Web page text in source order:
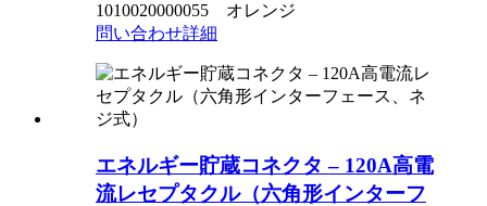
1010020000055 オレンジ
問い合わせ詳細
エネルギー貯蔵コネクタ – 120A高電
流レセプタクル（六角形インターフ